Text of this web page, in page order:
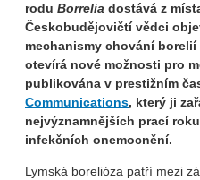
rodu Borrelia dostává z
Českobudějovičtí vědci
mechanismy chování
otevírá nové možnosti pro
publikována v prestižním
Communications, který ji
nejvýznamnějších prací
infekčních onemocnění.
Lymská borelióza patří mezi